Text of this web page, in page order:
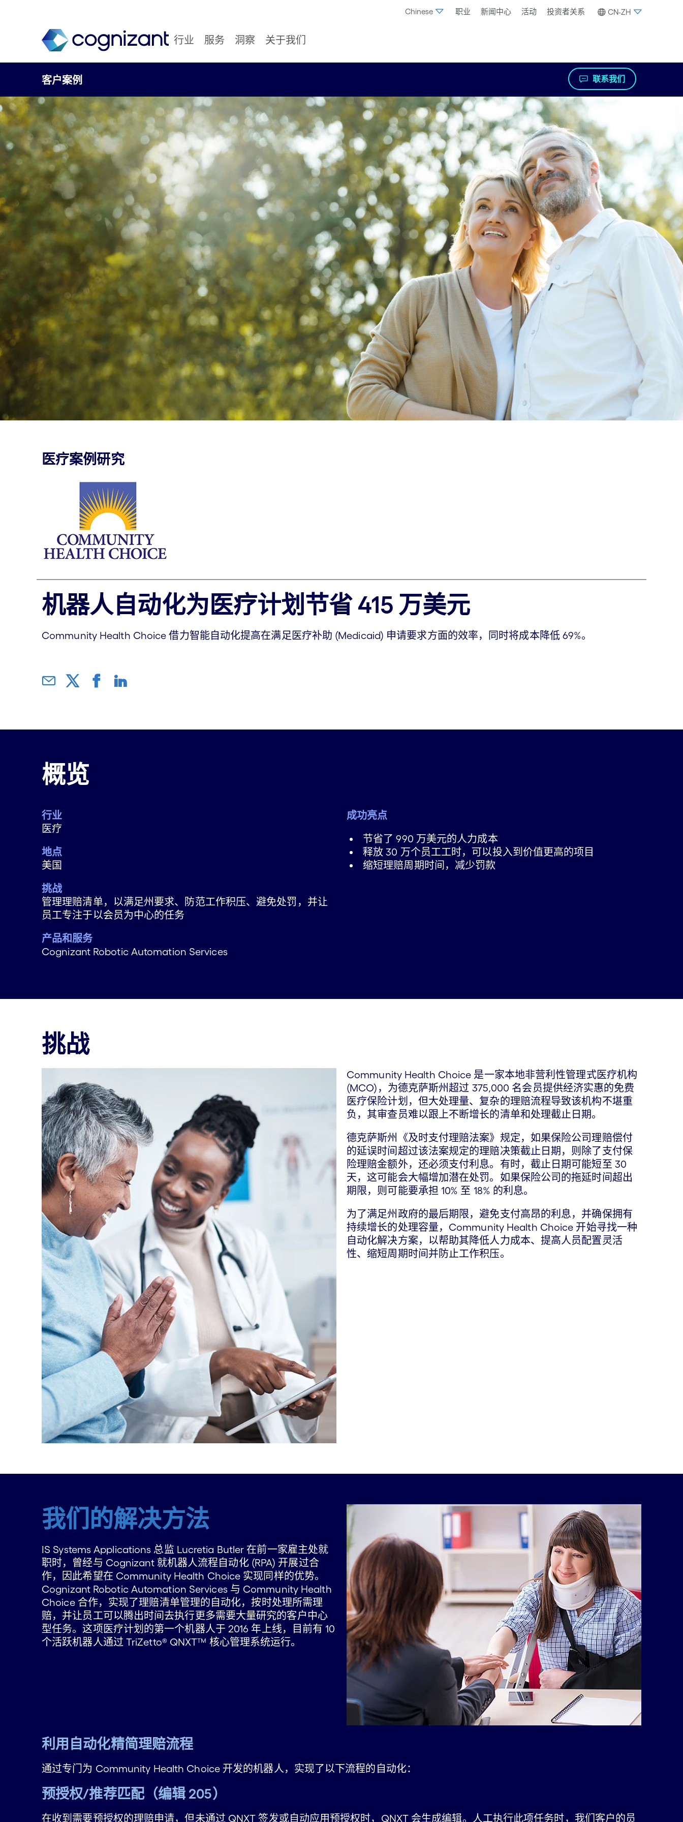
Chinese 职业 新闻中心 活动 投资者关系 CN-ZH
行业 服务 洞察 关于我们
客户案例 联系我们
医疗案例研究
机器人自动化为医疗计划节省 415 万美元
Community Health Choice 借力智能自动化提高在满足医疗补助 (Medicaid) 申请要求方面的效率，同时将成本降低 69%。
概览
行业
医疗
地点
美国
挑战
管理理赔清单，以满足州要求、防范工作积压、避免处罚，并让
员工专注于以会员为中心的任务
产品和服务
Cognizant Robotic Automation Services
成功亮点
节省了 990 万美元的人力成本
释放 30 万个员工工时，可以投入到价值更高的项目
缩短理赔周期时间，减少罚款
挑战
Community Health Choice 是一家本地非营利性管理式医疗机构
(MCO)，为德克萨斯州超过 375,000 名会员提供经济实惠的免费
医疗保险计划，但大处理量、复杂的理赔流程导致该机构不堪重
负，其审查员难以跟上不断增长的清单和处理截止日期。
德克萨斯州《及时支付理赔法案》规定，如果保险公司理赔偿付
的延误时间超过该法案规定的理赔决策截止日期，则除了支付保
险理赔金额外，还必须支付利息。有时，截止日期可能短至 30
天，这可能会大幅增加潜在处罚。如果保险公司的拖延时间超出
期限，则可能要承担 10% 至 18% 的利息。
为了满足州政府的最后期限，避免支付高昂的利息，并确保拥有
持续增长的处理容量，Community Health Choice 开始寻找一种
自动化解决方案，以帮助其降低人力成本、提高人员配置灵活
性、缩短周期时间并防止工作积压。
我们的解决方法
IS Systems Applications 总监 Lucretia Butler 在前一家雇主处就
职时，曾经与 Cognizant 就机器人流程自动化 (RPA) 开展过合
作，因此希望在 Community Health Choice 实现同样的优势。
Cognizant Robotic Automation Services 与 Community Health
Choice 合作，实现了理赔清单管理的自动化，按时处理所需理
赔，并让员工可以腾出时间去执行更多需要大量研究的客户中心
型任务。这项医疗计划的第一个机器人于 2016 年上线，目前有 10
个活跃机器人通过 TriZetto® QNXT™ 核心管理系统运行。
利用自动化精简理赔流程
通过专门为 Community Health Choice 开发的机器人，实现了以下流程的自动化：
预授权/推荐匹配（编辑 205）
在收到需要预授权的理赔申请，但未通过 QNXT 签发或自动应用预授权时，QNXT 会生成编辑。人工执行此项任务时，我们客户的员